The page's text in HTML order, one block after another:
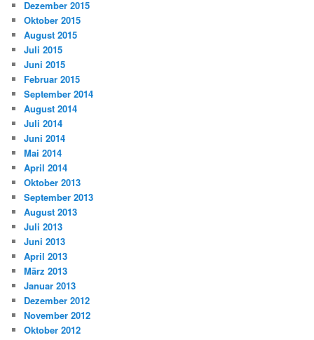
Dezember 2015
Oktober 2015
August 2015
Juli 2015
Juni 2015
Februar 2015
September 2014
August 2014
Juli 2014
Juni 2014
Mai 2014
April 2014
Oktober 2013
September 2013
August 2013
Juli 2013
Juni 2013
April 2013
März 2013
Januar 2013
Dezember 2012
November 2012
Oktober 2012